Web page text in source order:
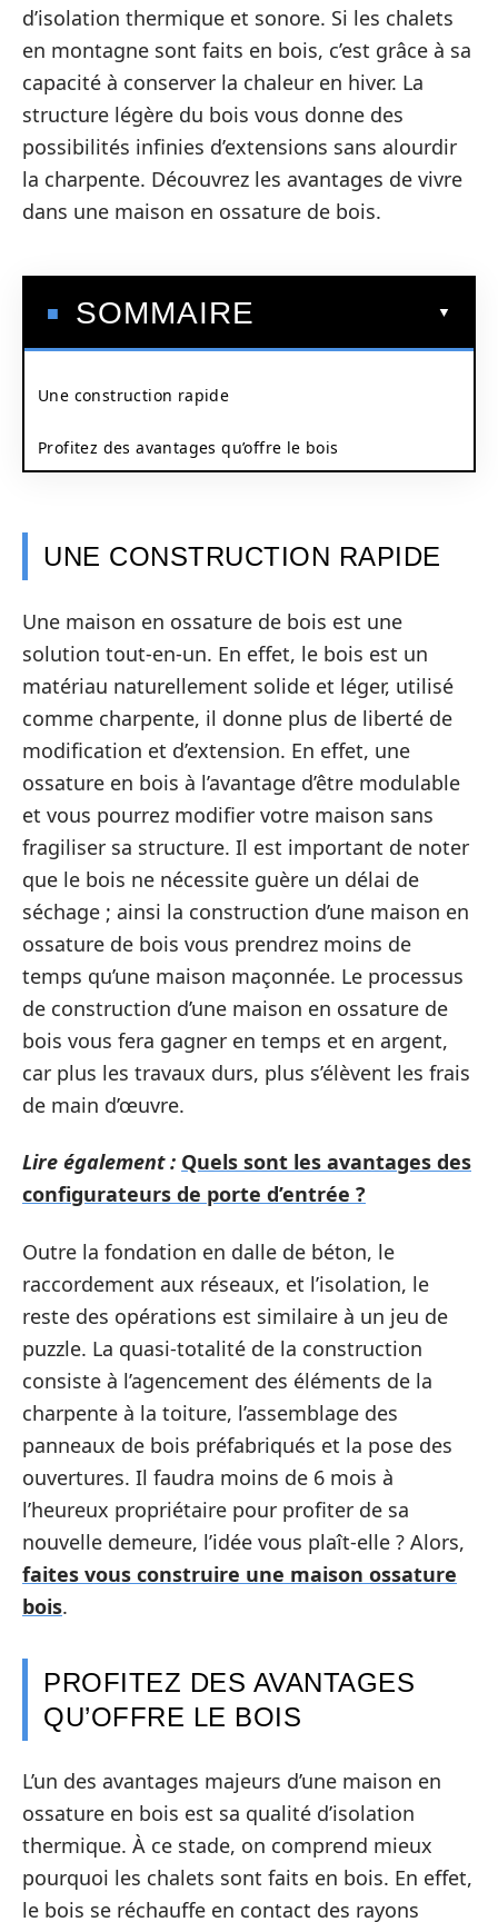
d’isolation thermique et sonore. Si les chalets
en montagne sont faits en bois, c’est grâce à sa
capacité à conserver la chaleur en hiver. La
structure légère du bois vous donne des
possibilités infinies d’extensions sans alourdir
la charpente. Découvrez les avantages de vivre
dans une maison en ossature de bois.
SOMMAIRE
Une construction rapide
Profitez des avantages qu’offre le bois
UNE CONSTRUCTION RAPIDE
Une maison en ossature de bois est une
solution tout-en-un. En effet, le bois est un
matériau naturellement solide et léger, utilisé
comme charpente, il donne plus de liberté de
modification et d’extension. En effet, une
ossature en bois à l’avantage d’être modulable
et vous pourrez modifier votre maison sans
fragiliser sa structure. Il est important de noter
que le bois ne nécessite guère un délai de
séchage ; ainsi la construction d’une maison en
ossature de bois vous prendrez moins de
temps qu’une maison maçonnée. Le processus
de construction d’une maison en ossature de
bois vous fera gagner en temps et en argent,
car plus les travaux durs, plus s’élèvent les frais
de main d’œuvre.
Lire également : Quels sont les avantages des
configurateurs de porte d’entrée ?
Outre la fondation en dalle de béton, le
raccordement aux réseaux, et l’isolation, le
reste des opérations est similaire à un jeu de
puzzle. La quasi-totalité de la construction
consiste à l’agencement des éléments de la
charpente à la toiture, l’assemblage des
panneaux de bois préfabriqués et la pose des
ouvertures. Il faudra moins de 6 mois à
l’heureux propriétaire pour profiter de sa
nouvelle demeure, l’idée vous plaît-elle ? Alors,
faites vous construire une maison ossature
bois.
PROFITEZ DES AVANTAGES
QU’OFFRE LE BOIS
L’un des avantages majeurs d’une maison en
ossature en bois est sa qualité d’isolation
thermique. À ce stade, on comprend mieux
pourquoi les chalets sont faits en bois. En effet,
le bois se réchauffe en contact des rayons